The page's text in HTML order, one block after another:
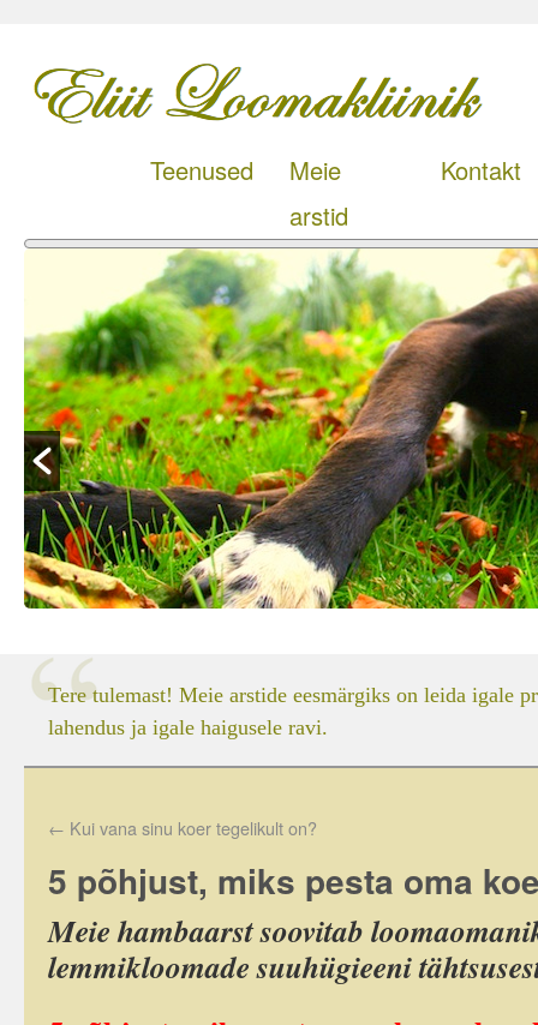
Kontakt
Meie
arstid
Teenused
Tere tulemast! Meie arstide eesmärgiks on leida igale
lahendus ja igale haigusele ravi.
← Kui vana sinu koer tegelikult on?
5 põhjust, miks pesta oma
Meie hambaarst soovitab
lemmikloomade suuhügieeni